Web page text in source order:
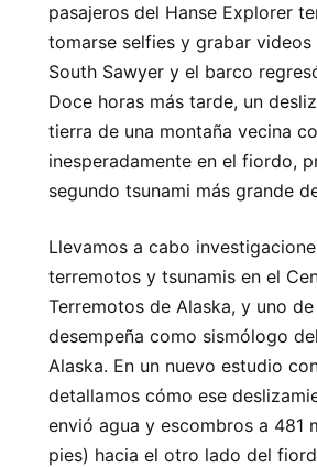
pasajeros del Hanse Explorer
tomarse selfies y grabar
South Sawyer y el barco
Doce horas más tarde, un
tierra de una montaña vecina
inesperadamente en el fiordo,
segundo tsunami más grande
Llevamos a cabo
terremotos y tsunamis en el
Terremotos de Alaska, y uno
desempeña como sismólogo
Alaska. En un nuevo estudio
detallamos cómo ese
envió agua y escombros a 481
pies) hacia el otro lado del